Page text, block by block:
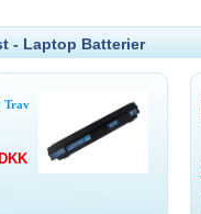
- Laptop Batterier
Trav